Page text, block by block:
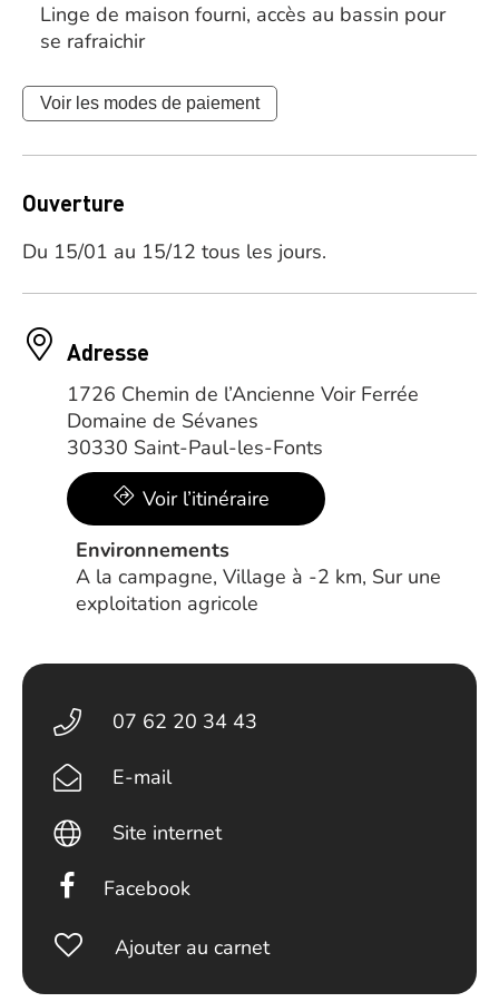
Linge de maison fourni, accès au bassin pour
se rafraichir
Voir les modes de paiement
Ouverture
Du 15/01 au 15/12 tous les jours.
Adresse
1726 Chemin de l’Ancienne Voir Ferrée
Domaine de Sévanes
30330 Saint-Paul-les-Fonts
Voir l’itinéraire
Environnements
A la campagne, Village à -2 km, Sur une
exploitation agricole
07 62 20 34 43
E-mail
Site internet
Facebook
Ajouter au carnet